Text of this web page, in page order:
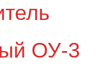
ОУ-3